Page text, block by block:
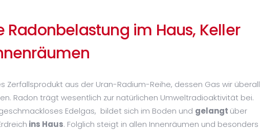
Radonbelastung im Haus, Keller
Zerfallsprodukt aus der Uran-Radium-Reihe, dessen Gas wir überall
Radon trägt wesentlich zur natürlichen Umweltradioaktivität bei.
Edelgas, bildet sich im Boden und gelangt über
ins Haus. Folglich steigt in allen Innenräumen und besonders